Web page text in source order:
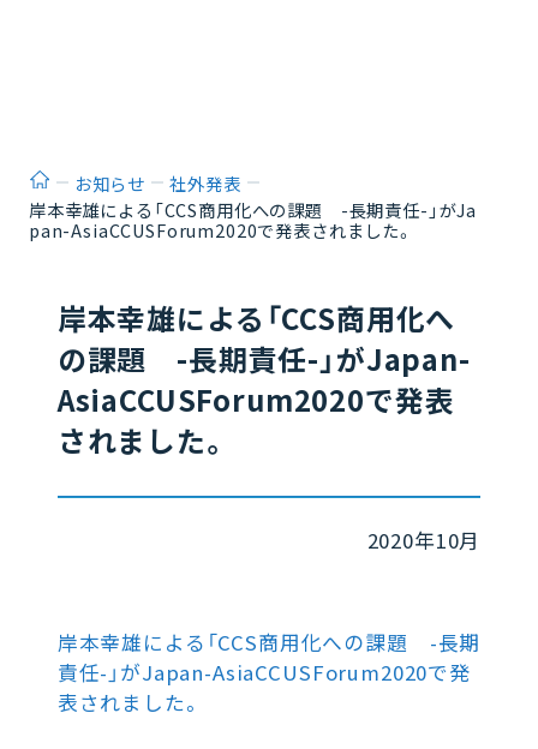
ホームお知らせ
社外発表
岸本幸雄による「CCS商用化への課題 -長期責任-」がJa
pan-AsiaCCUSForum2020で発表されました。
岸本幸雄による「CCS商用化へ
の課題 -長期責任-」がJapan-
AsiaCCUSForum2020で発表
されました。
2020年10月
岸本幸雄による「CCS商用化への課題 -長期
責任-」がJapan-AsiaCCUSForum2020で発
表されました。